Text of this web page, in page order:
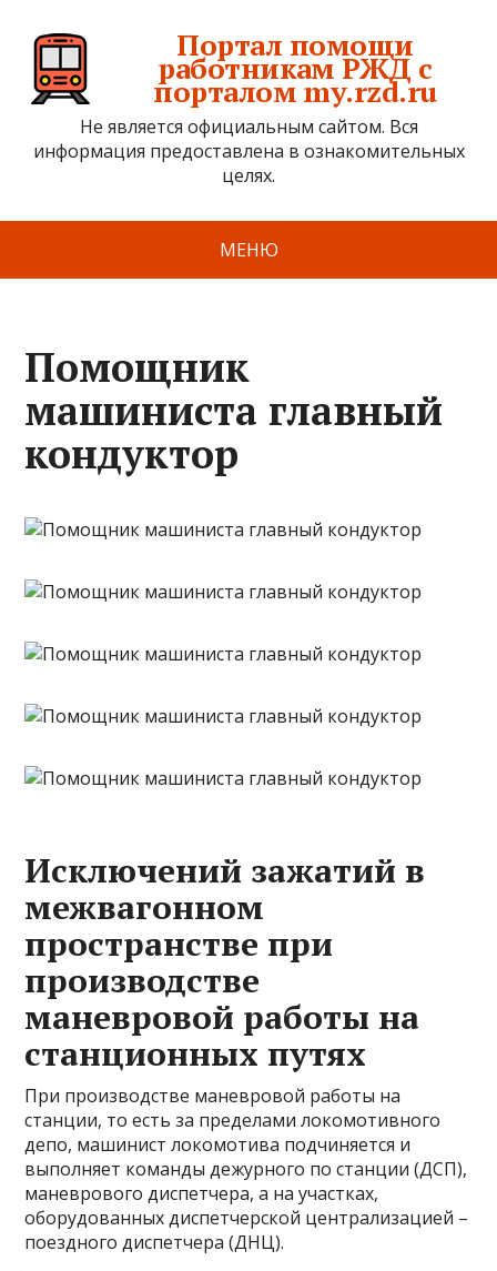
Портал помощи
работникам РЖД с
порталом my.rzd.ru
Не является официальным сайтом. Вся
информация предоставлена в ознакомительных
целях.
МЕНЮ
Помощник
машиниста главный
кондуктор
Исключений зажатий в
межвагонном
пространстве при
производстве
маневровой работы на
станционных путях
При производстве маневровой работы на
станции, то есть за пределами локомотивного
депо, машинист локомотива подчиняется и
выполняет команды дежурного по станции (ДСП),
маневрового диспетчера, а на участках,
оборудованных диспетчерской централизацией –
поездного диспетчера (ДНЦ).